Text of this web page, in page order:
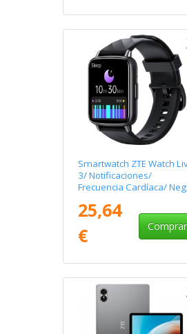
Smartwatch ZTE Watch
3/ Notificaciones/
Frecuencia Cardíaca/
25,64
€
Comprar